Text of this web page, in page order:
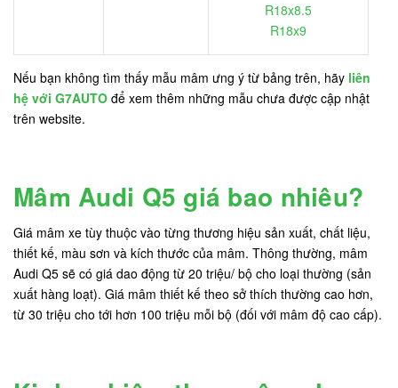
R18x8.5
R18x9
Nếu bạn không tìm thấy mẫu mâm ưng ý từ bảng trên, hãy liên
hệ với G7AUTO để xem thêm những mẫu chưa được cập nhật
trên website.
Mâm Audi Q5 giá bao nhiêu?
Giá mâm xe tùy thuộc vào từng thương hiệu sản xuất, chất liệu,
thiết kế, màu sơn và kích thước của mâm. Thông thường, mâm
Audi Q5 sẽ có giá dao động từ 20 triệu/ bộ cho loại thường (sản
xuất hàng loạt). Giá mâm thiết kế theo sở thích thường cao hơn,
từ 30 triệu cho tới hơn 100 triệu mỗi bộ (đối với mâm độ cao cấp).